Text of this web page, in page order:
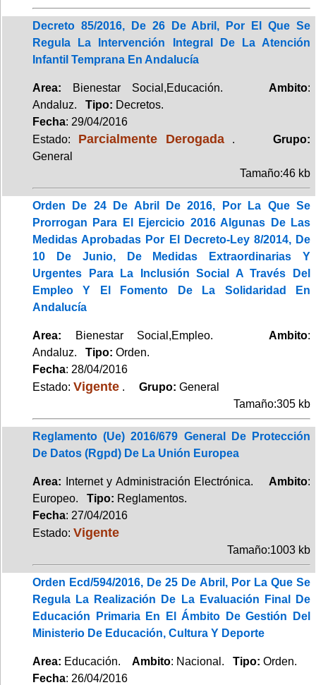
Decreto 85/2016, De 26 De Abril, Por El Que Se
Regula La Intervención Integral De La Atención
Infantil Temprana En Andalucía
Area: Bienestar Social,Educación. Ambito:
Andaluz. Tipo: Decretos.
Fecha: 29/04/2016
Estado: Parcialmente Derogada.
Grupo:
General
Tamaño:46 kb
Orden De 24 De Abril De 2016, Por La Que Se
Prorrogan Para El Ejercicio 2016 Algunas De Las
Medidas Aprobadas Por El Decreto-Ley 8/2014, De
10 De Junio, De Medidas Extraordinarias Y
Urgentes Para La Inclusión Social A Través Del
Empleo Y El Fomento De La Solidaridad En
Andalucía
Area: Bienestar Social,Empleo. Ambito:
Andaluz. Tipo: Orden.
Fecha: 28/04/2016
Estado: Vigente . Grupo: General
Tamaño:305 kb
Reglamento (Ue) 2016/679 General De Protección
De Datos (Rgpd) De La Unión Europea
Area: Internet y Administración Electrónica. Ambito:
Europeo. Tipo: Reglamentos.
Fecha: 27/04/2016
Estado: Vigente
Tamaño:1003 kb
Orden Ecd/594/2016, De 25 De Abril, Por La Que Se
Regula La Realización De La Evaluación Final De
Educación Primaria En El Ámbito De Gestión Del
Ministerio De Educación, Cultura Y Deporte
Area: Educación. Ambito: Nacional. Tipo: Orden.
Fecha: 26/04/2016